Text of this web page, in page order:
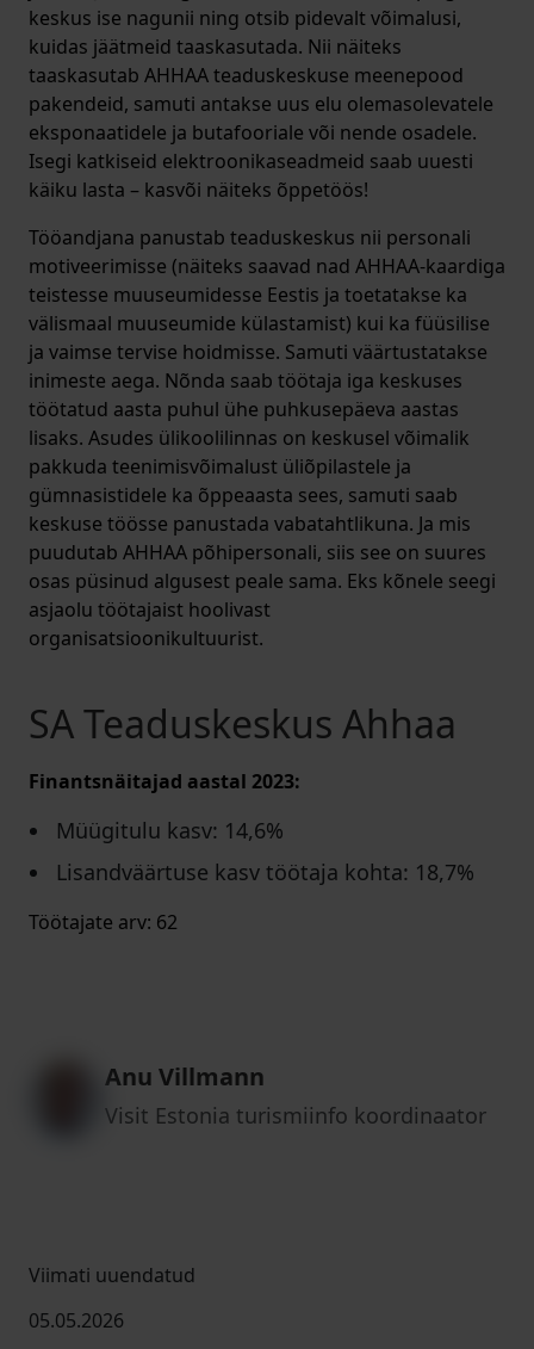
keskus ise nagunii ning otsib pidevalt võimalusi,
kuidas jäätmeid taaskasutada. Nii näiteks
taaskasutab AHHAA teaduskeskuse meenepood
pakendeid, samuti antakse uus elu olemasolevatele
eksponaatidele ja butafooriale või nende osadele.
Isegi katkiseid elektroonikaseadmeid saab uuesti
käiku lasta – kasvõi näiteks õppetöös!
Tööandjana panustab teaduskeskus nii personali
motiveerimisse (näiteks saavad nad AHHAA-kaardiga
teistesse muuseumidesse Eestis ja toetatakse ka
välismaal muuseumide külastamist) kui ka füüsilise
ja vaimse tervise hoidmisse. Samuti väärtustatakse
inimeste aega. Nõnda saab töötaja iga keskuses
töötatud aasta puhul ühe puhkusepäeva aastas
lisaks. Asudes ülikoolilinnas on keskusel võimalik
pakkuda teenimisvõimalust üliõpilastele ja
gümnasistidele ka õppeaasta sees, samuti saab
keskuse töösse panustada vabatahtlikuna. Ja mis
puudutab AHHAA põhipersonali, siis see on suures
osas püsinud algusest peale sama. Eks kõnele seegi
asjaolu töötajaist hoolivast
organisatsioonikultuurist.
SA Teaduskeskus Ahhaa
Finantsnäitajad aastal 2023:
Müügitulu kasv: 14,6%
Lisandväärtuse kasv töötaja kohta: 18,7%
Töötajate arv: 62
Anu Villmann
Visit Estonia turismiinfo koordinaator
Viimati uuendatud
05.05.2026